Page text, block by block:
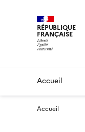
RÉPUBLIQUE
FRANÇAISE
Accueil
Accueil